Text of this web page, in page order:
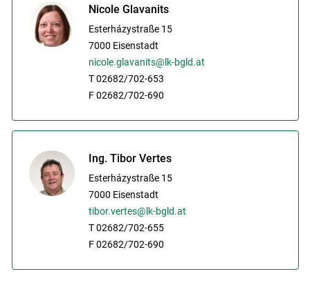
Nicole Glavanits
Esterházystraße 15
7000 Eisenstadt
nicole.glavanits@lk-bgld.at
T 02682/702-653
F 02682/702-690
Ing. Tibor Vertes
Esterházystraße 15
7000 Eisenstadt
tibor.vertes@lk-bgld.at
T 02682/702-655
F 02682/702-690